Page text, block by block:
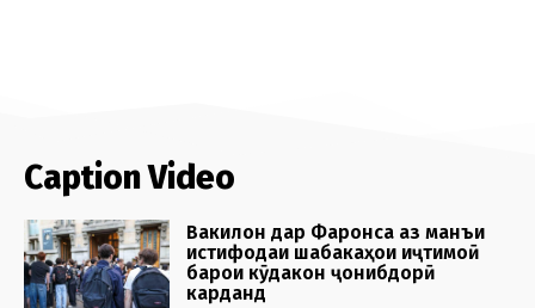
Caption Video
Вакилон дар Фаронса аз манъи
истифодаи шабакаҳои иҷтимоӣ
барои кӯдакон ҷонибдорӣ
карданд